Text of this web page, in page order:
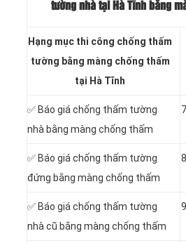
tường nhà tại Hà Tĩnh bằng
Hạng mục thi công chống thấm
tường bằng màng chống thấm
tại Hà Tĩnh
✅ Báo giá chống thấm tường
nhà bằng màng chống thấm
✅ Báo giá chống thấm tường
đứng bằng màng chống thấm
✅ Báo giá chống thấm tường
nhà cũ bằng màng chống thấm